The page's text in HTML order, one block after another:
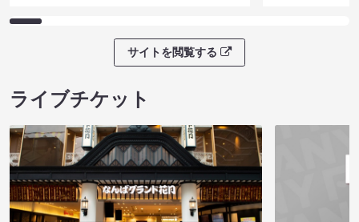
サイトを閲覧する
ライブチケット